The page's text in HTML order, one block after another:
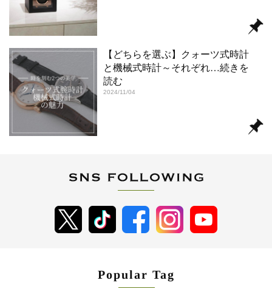
【どちらを選ぶ】クォーツ式時計
と機械式時計～それぞれ…続きを
読む
2024/11/04
Popular Tag